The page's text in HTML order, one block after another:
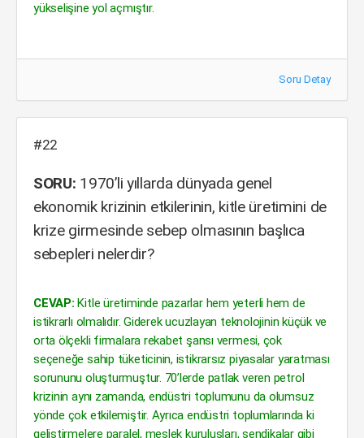
yükselişine yol açmıştır.
Soru Detay
#22
SORU: 1970’li yıllarda dünyada genel
ekonomik krizinin etkilerinin, kitle üretimini de
krize girmesinde sebep olmasının başlıca
sebepleri nelerdir?
CEVAP: Kitle üretiminde pazarlar hem yeterli hem de
istikrarlı olmalıdır. Giderek ucuzlayan teknolojinin küçük ve
orta ölçekli firmalara rekabet şansı vermesi, çok
seçeneğe sahip tüketicinin, istikrarsız piyasalar yaratması
sorununu oluşturmuştur. 70’lerde patlak veren petrol
krizinin aynı zamanda, endüstri toplumunu da olumsuz
yönde çok etkilemiştir. Ayrıca endüstri toplumlarında ki
geliştirmelere paralel, meslek kuruluşları, sendikalar gibi